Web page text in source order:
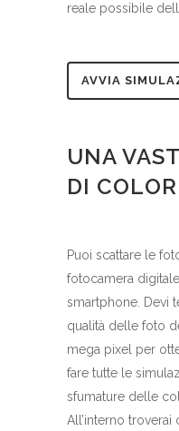
reale possibile
AVVIA
UNA
DI
Puoi scattare le
fotocamera
smartphone. Devi
qualità delle foto
mega pixel per
fare tutte le
sfumature delle
All’interno troverai